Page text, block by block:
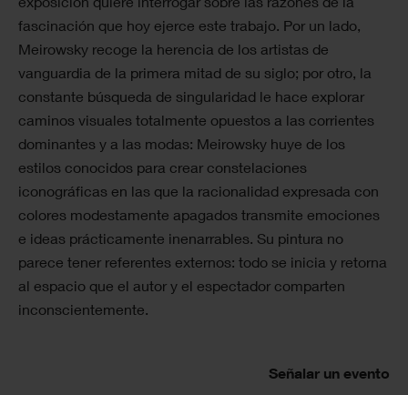
fascinación que hoy ejerce este trabajo. Por un lado,
Meirowsky recoge la herencia de los artistas de
vanguardia de la primera mitad de su siglo; por otro, la
constante búsqueda de singularidad le hace explorar
caminos visuales totalmente opuestos a las corrientes
dominantes y a las modas: Meirowsky huye de los
estilos conocidos para crear constelaciones
iconográficas en las que la racionalidad expresada con
colores modestamente apagados transmite emociones
e ideas prácticamente inenarrables. Su pintura no
parece tener referentes externos: todo se inicia y retorna
al espacio que el autor y el espectador comparten
inconscientemente.
Señalar un evento